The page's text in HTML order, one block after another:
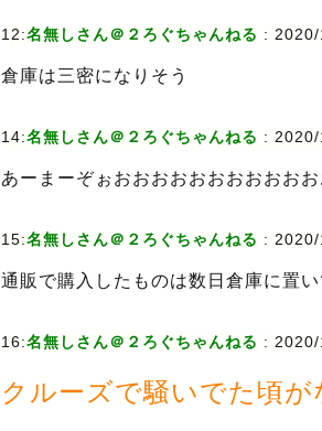
12:名無しさん＠２ろぐちゃんねる :
倉庫は三密になりそう
14:名無しさん＠２ろぐちゃんねる :
あーまーぞぉおおおおおおおおおお
15:名無しさん＠２ろぐちゃんねる :
通販で購入したものは数日倉庫に置い
16:名無しさん＠２ろぐちゃんねる :
クルーズで騒いでた頃が